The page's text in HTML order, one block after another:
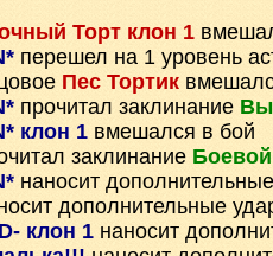
Торт клон 1
перешел на 1 уровень
Пес Тортик
прочитал заклинание
клон 1 вмешался в бой
заклинание
наносит
дополнительные
клон 1 наносит